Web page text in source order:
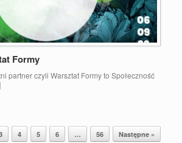
Formy
partner czyli Warsztat Formy to Społeczność
4 5 6 … 56 Następne »